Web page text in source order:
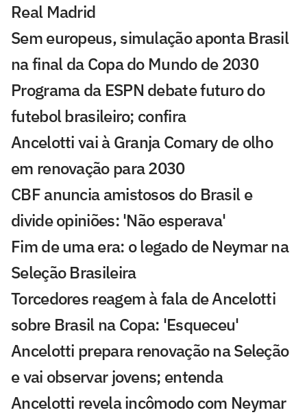
Real Madrid
Sem europeus, simulação aponta Brasil
na final da Copa do Mundo de 2030
Programa da ESPN debate futuro do
futebol brasileiro; confira
Ancelotti vai à Granja Comary de olho
em renovação para 2030
CBF anuncia amistosos do Brasil e
divide opiniões: 'Não esperava'
Fim de uma era: o legado de Neymar na
Seleção Brasileira
Torcedores reagem à fala de Ancelotti
sobre Brasil na Copa: 'Esqueceu'
Ancelotti prepara renovação na Seleção
e vai observar jovens; entenda
Ancelotti revela incômodo com Neymar